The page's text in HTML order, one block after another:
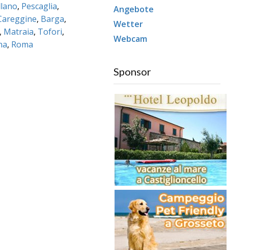
, Pescaglia,
, Barga,
, Matraia, Tofori,
, Roma
Angebote
Wetter
Webcam
Sponsor